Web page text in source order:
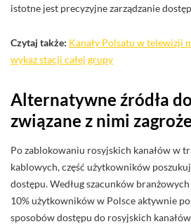
istotne jest precyzyjne zarządzanie
Czytaj także: Kanały Polsatu w telewizji
wykaz stacji całej grupy
Alternatywne źródła
związane z nimi
Po zablokowaniu rosyjskich kanałów w
kablowych, część użytkowników
dostępu. Według szacunków
10% użytkowników w Polsce aktywnie
sposobów dostępu do rosyjskich